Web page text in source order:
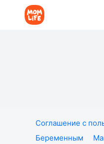
Соглашение с
Беременным